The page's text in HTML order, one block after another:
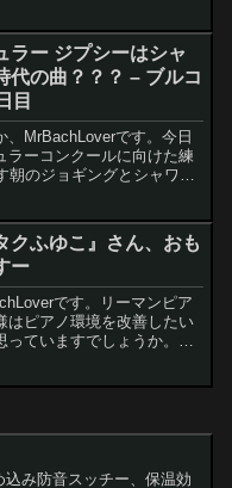
ながら指使いを決定しまし
ラー ジプシーはシャ
代の曲？？？ – ブルコ
目
、MrBachLoverです。今日
ラーコンクールに向けた練
朝のジョギングとシャワー
ア・ピアニズムの先生に習
クふゆこ』さん、おも
ー
です。リーマンピア
はピアノ環境を改善したい
っていますでしょうか。今
込み防音スッチー、保温効